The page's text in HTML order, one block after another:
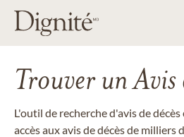
Trouver un Avis
L'outil de recherche d'avis de
accès aux avis de décès de milliers